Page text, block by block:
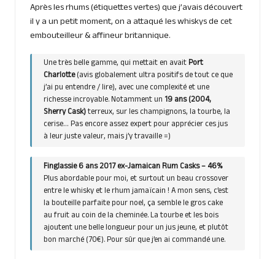
Après les rhums (étiquettes vertes) que j’avais découvert
il y a un petit moment, on a attaqué les whiskys de cet
embouteilleur & affineur britannique.
Une très belle gamme, qui mettait en avaitPort
Charlotte(avis globalement ultra positifs de tout ce que
j’ai pu entendre / lire), avec une complexité et une
richesse incroyable. Notamment un19 ans (2004,
Sherry Cask)terreux, sur les champignons, la tourbe, la
cerise… Pas encore assez expert pour apprécier ces jus
à leur juste valeur, mais j’y travaille =)
Finglassie 6 ans 2017 ex-Jamaican Rum Casks – 46%
Plus abordable pour moi, et surtout un beau crossover
entre le whisky et le rhum jamaïcain ! A mon sens, c’est
la bouteille parfaite pour noel, ça semble le gros cake
au fruit au coin de la cheminée. La tourbe et les bois
ajoutent une belle longueur pour un jus jeune, et plutôt
bon marché (70€). Pour sûr que j’en ai commandé une.